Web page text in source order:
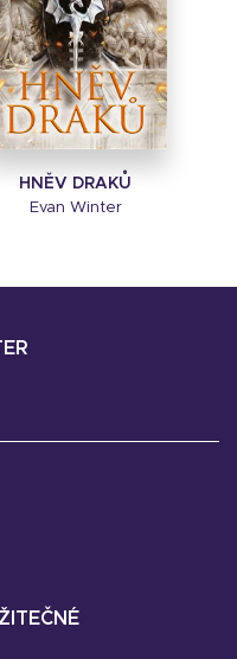
HNĚV DRAKŮ
Evan Winter